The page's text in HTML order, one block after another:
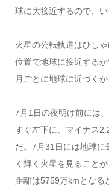
球に大接近するので、
火星の公転軌道はひし
位置で地球に接近する
月ごとに地球に近づく
7月1日の夜明け前には
すぐ左下に、マイナス
だ。7月31日には地球に
く輝く火星を見ること
距離は5759万kmとなる